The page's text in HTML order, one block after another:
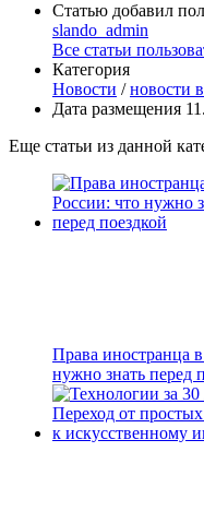
Статью добавил
slando_admin
Все статьи
Категория
Новости /новости
Дата размещения
Еще статьи из данной
Права иностранца
нужно знать перед